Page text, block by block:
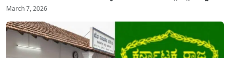
March 7, 2026